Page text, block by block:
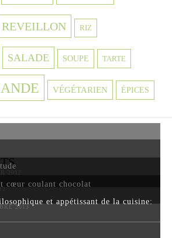
REVEILLON RIZ
SALADE SOUPE TARTE
VÉGÉTARIEN ÉPICES
cœur coulant chocolat
2013
et appétissant de la cuisine: